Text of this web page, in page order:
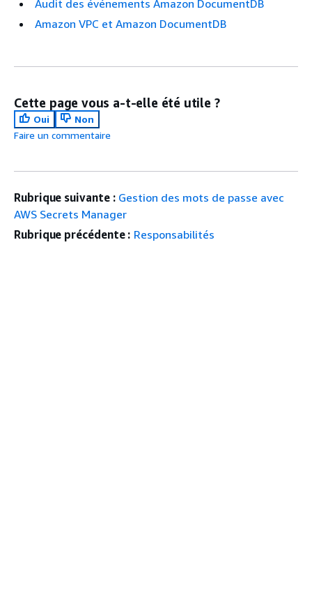
Audit des événements Amazon DocumentDB
Amazon VPC et Amazon DocumentDB
Cette page vous a-t-elle été utile ?
Oui
Non
Faire un commentaire
Rubrique suivante : Gestion des mots de passe avec
AWS Secrets Manager
Rubrique précédente : Responsabilités